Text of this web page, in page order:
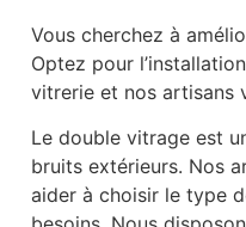
Vous cherchez à
Optez pour
vitrerie et nos artisans
Le double vitrage est
bruits extérieurs. Nos
aider à choisir le type